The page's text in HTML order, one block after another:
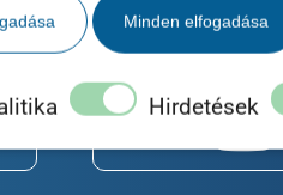
Minden elfogadása
Hirdetések